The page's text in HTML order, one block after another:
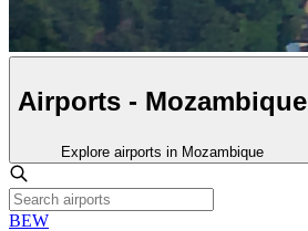
Airports - Mozambique
Explore airports in Mozambique
BEW